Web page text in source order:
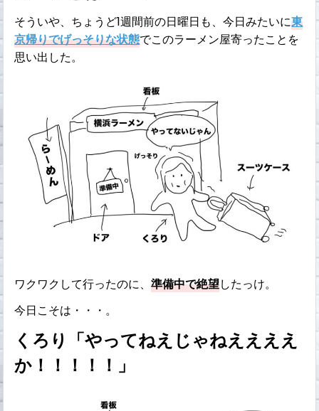
そういや、ちょうど1週間前の日曜日も、今日みたいに東
京帰りでげっそりな状態でこのラーメン屋寄ったことを
思い出した。
ワクワクして行ったのに、準備中で絶望したっけ。
今日こそは・・・。
くろり「やってねえじゃねええええ
か！！！！！」